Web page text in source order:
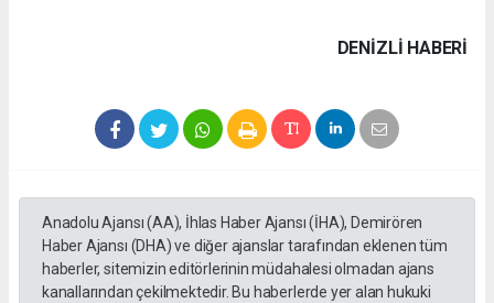
DENIZLI HABERİ
Anadolu Ajansı (AA), İhlas Haber Ajansı (İHA), Demirören
Haber Ajansı (DHA) ve diğer ajanslar tarafından eklenen tüm
haberler, sitemizin editörlerinin müdahalesi olmadan ajans
kanallarından çekilmektedir. Bu haberlerde yer alan hukuki